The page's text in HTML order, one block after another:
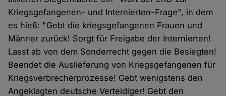
Kriegsgefangenen- und Internierten-Frage", in dem
es hieß: "Gebt die kriegsgefangenen Frauen und
Männer zurück! Sorgt für Freigabe der Internierten!
Lasst ab von dem Sonderrecht gegen die Besiegten!
Beendet die Auslieferung von Kriegsgefangenen für
Kriegsverbrecherprozesse! Gebt wenigstens den
Angeklagten deutsche Verteidiger! Gebt den